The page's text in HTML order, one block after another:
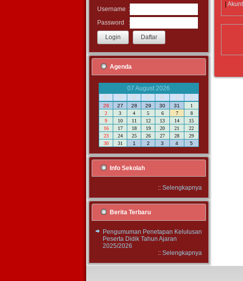
Username :
Password
:
Agenda
07 August 2026
M
S S R K J S
26 27 28 29 30 31
1
2
3 4 5 6 7
8
9
10 11 12 13 14
15
16
17 18 19 20 21
22
23
24 25 26 27 28
29
30
31 1 2 3 4 5
Info Sekolah
:: Selengkapnya
Berita Terbaru
Pengumuman Penetapan Kelulusan
Peserta Didik Tahun Ajaran
2025/2026
:: Selengkapnya